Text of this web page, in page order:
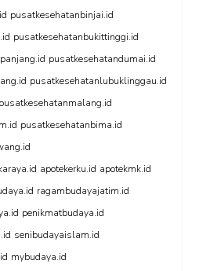
pusatkesehatanbinjai.id
pusatkesehatanbukittinggi.id
pusatkesehatandumai.id
pusatkesehatanlubuklinggau.id
pusatkesehatanmalang.id
pusatkesehatanbima.id
apotekerku.id apotekmk.id
ragambudayajatim.id
penikmatbudaya.id
senibudayaislam.id
mybudaya.id